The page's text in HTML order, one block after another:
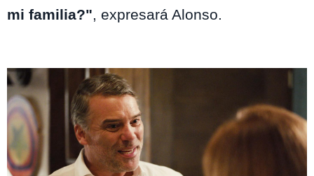
mi familia?", expresará Alonso.